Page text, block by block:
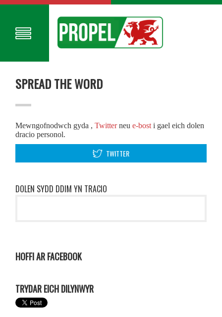
SPREAD THE WORD
Mewngofnodwch gyda ,Twitterneue-bost i gael eich dolen
dracio personol.
TWITTER
DOLEN SYDD DDIM YN TRACIO
HOFFI AR FACEBOOK
TRYDAR EICH DILYNWYR